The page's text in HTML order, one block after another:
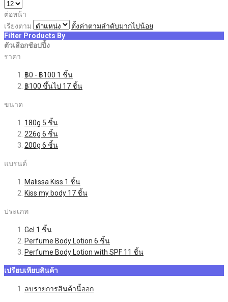
ต่อหน้า
เรียงตาม
ตั้งค่าตามลำดับมากไปน้อย
Filter Products By
ตัวเลือกช้อปปิ้ง
ราคา
฿0 - ฿100 1 ชิ้น
฿100 ขึ้นไป 17 ชิ้น
ขนาด
180g 5 ชิ้น
226g 6 ชิ้น
200g 6 ชิ้น
แบรนด์
Malissa Kiss 1 ชิ้น
Kiss my body 17 ชิ้น
ประเภท
Gel 1 ชิ้น
Perfume Body Lotion 6 ชิ้น
Perfume Body Lotion with SPF 11 ชิ้น
เปรียบเทียบสินค้า
ลบรายการสินค้านี้ออก